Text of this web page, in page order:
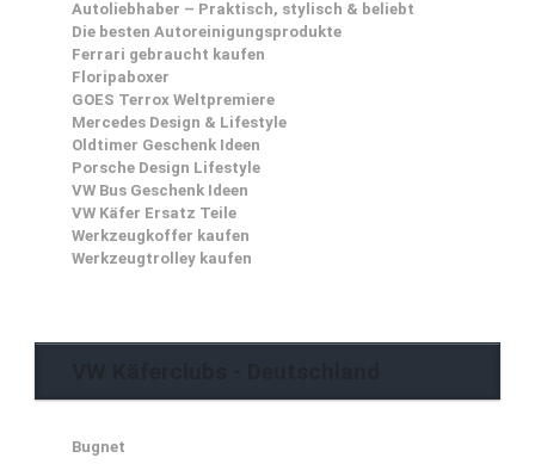
Autoliebhaber – Praktisch, stylisch & beliebt
Die besten Autoreinigungsprodukte
Ferrari gebraucht kaufen
Floripaboxer
GOES Terrox Weltpremiere
Mercedes Design & Lifestyle
Oldtimer Geschenk Ideen
Porsche Design Lifestyle
VW Bus Geschenk Ideen
VW Käfer Ersatz Teile
Werkzeugkoffer kaufen
Werkzeugtrolley kaufen
Bugnet